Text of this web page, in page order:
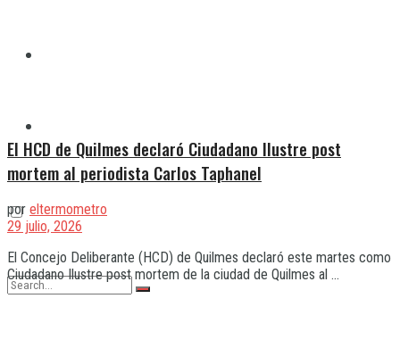
El HCD de Quilmes declaró Ciudadano Ilustre post
mortem al periodista Carlos Taphanel
por eltermometro
29 julio, 2026
El Concejo Deliberante (HCD) de Quilmes declaró este martes como
Ciudadano Ilustre post mortem de la ciudad de Quilmes al ...